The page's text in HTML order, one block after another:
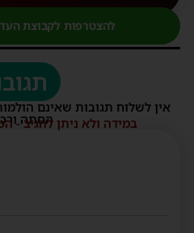
להצטרפות לקבוצת
אין לשלוח תגובות שאינם הולמות
הסתה
במידה ולא ניתן להגיב -